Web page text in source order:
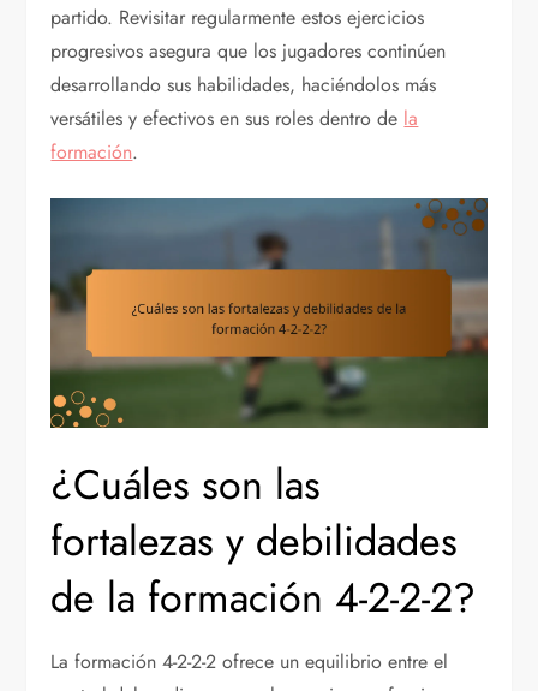
partido. Revisitar regularmente estos ejercicios
progresivos asegura que los jugadores continúen
desarrollando sus habilidades, haciéndolos más
versátiles y efectivos en sus roles dentro de la
formación.
¿Cuáles son las
fortalezas y debilidades
de la formación 4-2-2-2?
La formación 4-2-2-2 ofrece un equilibrio entre el